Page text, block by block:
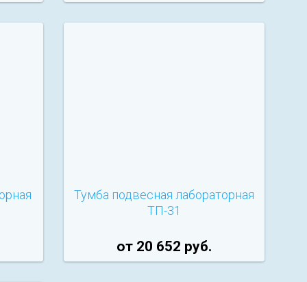
Тумба подвесная лабораторная
ТП-31
от 20 652 руб.